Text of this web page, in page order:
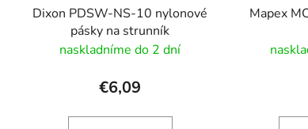
Dixon PDSW-NS-10 nylonové
pásky na strunník
naskladníme do 2 dní
€6,09
Mapex